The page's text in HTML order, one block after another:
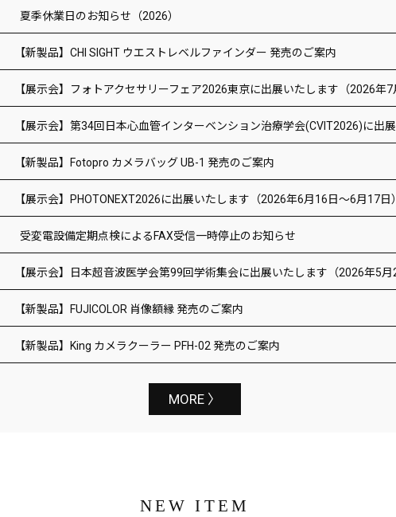
夏季休業日のお知らせ（2026）
【新製品】CHI SIGHT ウエストレベルファインダー 発売のご案内
【展示会】フォトアクセサリーフェア2026東京に出展いたします（2026年7
【展示会】第34回日本心血管インターベンション治療学会(CVIT2026)に出
【新製品】Fotopro カメラバッグ UB-1 発売のご案内
【展示会】PHOTONEXT2026に出展いたします（2026年6月16日～6月17日）
受変電設備定期点検によるFAX受信一時停止のお知らせ
【展示会】日本超音波医学会第99回学術集会に出展いたします（2026年5月
【新製品】FUJICOLOR 肖像額縁 発売のご案内
【新製品】King カメラクーラー PFH-02 発売のご案内
MORE 〉
NEW ITEM